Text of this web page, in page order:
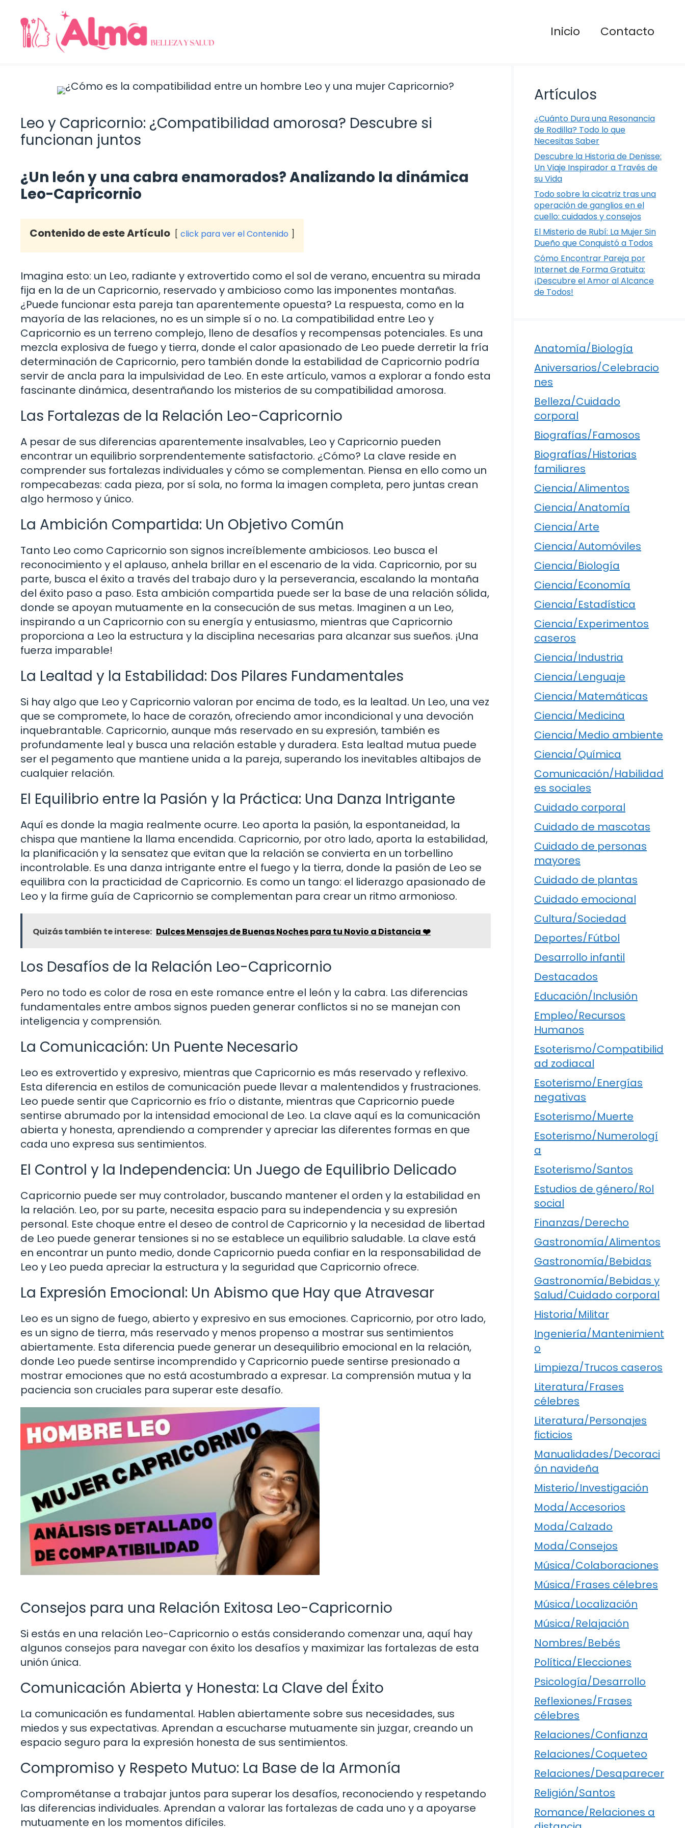
contenido
Inicio Contacto
Leo y Capricornio: ¿Compatibilidad amorosa? Descubre si
funcionan juntos
¿Un león y una cabra enamorados? Analizando la dinámica
Leo-Capricornio
Contenido de este Artículo click para ver el Contenido
Imagina esto: un Leo, radiante y extrovertido como el sol de verano, encuentra su mirada
fija en la de un Capricornio, reservado y ambicioso como las imponentes montañas.
¿Puede funcionar esta pareja tan aparentemente opuesta? La respuesta, como en la
mayoría de las relaciones, no es un simple sí o no. La compatibilidad entre Leo y
Capricornio es un terreno complejo, lleno de desafíos y recompensas potenciales. Es una
mezcla explosiva de fuego y tierra, donde el calor apasionado de Leo puede derretir la fría
determinación de Capricornio, pero también donde la estabilidad de Capricornio podría
servir de ancla para la impulsividad de Leo. En este artículo, vamos a explorar a fondo esta
fascinante dinámica, desentrañando los misterios de su compatibilidad amorosa.
Las Fortalezas de la Relación Leo-Capricornio
A pesar de sus diferencias aparentemente insalvables, Leo y Capricornio pueden
encontrar un equilibrio sorprendentemente satisfactorio. ¿Cómo? La clave reside en
comprender sus fortalezas individuales y cómo se complementan. Piensa en ello como un
rompecabezas: cada pieza, por sí sola, no forma la imagen completa, pero juntas crean
algo hermoso y único.
La Ambición Compartida: Un Objetivo Común
Tanto Leo como Capricornio son signos increíblemente ambiciosos. Leo busca el
reconocimiento y el aplauso, anhela brillar en el escenario de la vida. Capricornio, por su
parte, busca el éxito a través del trabajo duro y la perseverancia, escalando la montaña
del éxito paso a paso. Esta ambición compartida puede ser la base de una relación sólida,
donde se apoyan mutuamente en la consecución de sus metas. Imaginen a un Leo,
inspirando a un Capricornio con su energía y entusiasmo, mientras que Capricornio
proporciona a Leo la estructura y la disciplina necesarias para alcanzar sus sueños. ¡Una
fuerza imparable!
La Lealtad y la Estabilidad: Dos Pilares Fundamentales
Si hay algo que Leo y Capricornio valoran por encima de todo, es la lealtad. Un Leo, una vez
que se compromete, lo hace de corazón, ofreciendo amor incondicional y una devoción
inquebrantable. Capricornio, aunque más reservado en su expresión, también es
profundamente leal y busca una relación estable y duradera. Esta lealtad mutua puede
ser el pegamento que mantiene unida a la pareja, superando los inevitables altibajos de
cualquier relación.
El Equilibrio entre la Pasión y la Práctica: Una Danza Intrigante
Aquí es donde la magia realmente ocurre. Leo aporta la pasión, la espontaneidad, la
chispa que mantiene la llama encendida. Capricornio, por otro lado, aporta la estabilidad,
la planificación y la sensatez que evitan que la relación se convierta en un torbellino
incontrolable. Es una danza intrigante entre el fuego y la tierra, donde la pasión de Leo se
equilibra con la practicidad de Capricornio. Es como un tango: el liderazgo apasionado de
Leo y la firme guía de Capricornio se complementan para crear un ritmo armonioso.
Quizás también te interese: Dulces Mensajes de Buenas Noches para tu Novio a Distancia ❤️
Los Desafíos de la Relación Leo-Capricornio
Pero no todo es color de rosa en este romance entre el león y la cabra. Las diferencias
fundamentales entre ambos signos pueden generar conflictos si no se manejan con
inteligencia y comprensión.
La Comunicación: Un Puente Necesario
Leo es extrovertido y expresivo, mientras que Capricornio es más reservado y reflexivo.
Esta diferencia en estilos de comunicación puede llevar a malentendidos y frustraciones.
Leo puede sentir que Capricornio es frío o distante, mientras que Capricornio puede
sentirse abrumado por la intensidad emocional de Leo. La clave aquí es la comunicación
abierta y honesta, aprendiendo a comprender y apreciar las diferentes formas en que
cada uno expresa sus sentimientos.
El Control y la Independencia: Un Juego de Equilibrio Delicado
Capricornio puede ser muy controlador, buscando mantener el orden y la estabilidad en
la relación. Leo, por su parte, necesita espacio para su independencia y su expresión
personal. Este choque entre el deseo de control de Capricornio y la necesidad de libertad
de Leo puede generar tensiones si no se establece un equilibrio saludable. La clave está
en encontrar un punto medio, donde Capricornio pueda confiar en la responsabilidad de
Leo y Leo pueda apreciar la estructura y la seguridad que Capricornio ofrece.
La Expresión Emocional: Un Abismo que Hay que Atravesar
Leo es un signo de fuego, abierto y expresivo en sus emociones. Capricornio, por otro lado,
es un signo de tierra, más reservado y menos propenso a mostrar sus sentimientos
abiertamente. Esta diferencia puede generar un desequilibrio emocional en la relación,
donde Leo puede sentirse incomprendido y Capricornio puede sentirse presionado a
mostrar emociones que no está acostumbrado a expresar. La comprensión mutua y la
paciencia son cruciales para superar este desafío.
Consejos para una Relación Exitosa Leo-Capricornio
Si estás en una relación Leo-Capricornio o estás considerando comenzar una, aquí hay
algunos consejos para navegar con éxito los desafíos y maximizar las fortalezas de esta
unión única.
Comunicación Abierta y Honesta: La Clave del Éxito
La comunicación es fundamental. Hablen abiertamente sobre sus necesidades, sus
miedos y sus expectativas. Aprendan a escucharse mutuamente sin juzgar, creando un
espacio seguro para la expresión honesta de sus sentimientos.
Compromiso y Respeto Mutuo: La Base de la Armonía
Comprométanse a trabajar juntos para superar los desafíos, reconociendo y respetando
las diferencias individuales. Aprendan a valorar las fortalezas de cada uno y a apoyarse
mutuamente en los momentos difíciles.
Artículos
¿Cuánto Dura una Resonancia
de Rodilla? Todo lo que
Necesitas Saber
Descubre la Historia de Denisse:
Un Viaje Inspirador a Través de
su Vida
Todo sobre la cicatriz tras una
operación de ganglios en el
cuello: cuidados y consejos
El Misterio de Rubí: La Mujer Sin
Dueño que Conquistó a Todos
Cómo Encontrar Pareja por
Internet de Forma Gratuita:
¡Descubre el Amor al Alcance
de Todos!
Anatomía/Biología
Aniversarios/Celebracio
nes
Belleza/Cuidado
corporal
Biografías/Famosos
Biografías/Historias
familiares
Ciencia/Alimentos
Ciencia/Anatomía
Ciencia/Arte
Ciencia/Automóviles
Ciencia/Biología
Ciencia/Economía
Ciencia/Estadística
Ciencia/Experimentos
caseros
Ciencia/Industria
Ciencia/Lenguaje
Ciencia/Matemáticas
Ciencia/Medicina
Ciencia/Medio ambiente
Ciencia/Química
Comunicación/Habilidad
es sociales
Cuidado corporal
Cuidado de mascotas
Cuidado de personas
mayores
Cuidado de plantas
Cuidado emocional
Cultura/Sociedad
Deportes/Fútbol
Desarrollo infantil
Destacados
Educación/Inclusión
Empleo/Recursos
Humanos
Esoterismo/Compatibilid
ad zodiacal
Esoterismo/Energías
negativas
Esoterismo/Muerte
Esoterismo/Numerologí
a
Esoterismo/Santos
Estudios de género/Rol
social
Finanzas/Derecho
Gastronomía/Alimentos
Gastronomía/Bebidas
Gastronomía/Bebidas y
Salud/Cuidado corporal
Historia/Militar
Ingeniería/Mantenimient
o
Limpieza/Trucos caseros
Literatura/Frases
célebres
Literatura/Personajes
ficticios
Manualidades/Decoraci
ón navideña
Misterio/Investigación
Moda/Accesorios
Moda/Calzado
Moda/Consejos
Música/Colaboraciones
Música/Frases célebres
Música/Localización
Música/Relajación
Nombres/Bebés
Política/Elecciones
Psicología/Desarrollo
Reflexiones/Frases
célebres
Relaciones/Confianza
Relaciones/Coqueteo
Relaciones/Desaparecer
Religión/Santos
Romance/Relaciones a